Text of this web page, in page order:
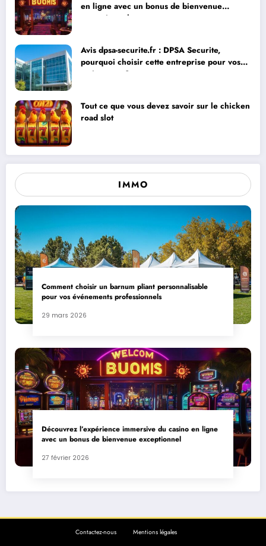
en ligne avec un bonus de bienvenue
exceptionnel
Avis dpsa-securite.fr : DPSA Securite,
pourquoi choisir cette entreprise pour vos
extincteurs ?
Tout ce que vous devez savoir sur le chicken
road slot
IMMO
Comment choisir un barnum pliant personnalisable
pour vos événements professionnels
29 mars 2026
Découvrez l’expérience immersive du casino en ligne
avec un bonus de bienvenue exceptionnel
27 février 2026
Contactez-nous Mentions légales